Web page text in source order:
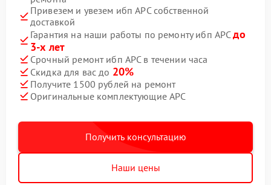
Привезем и увезем ибп APC собственной
доставкой
Гарантия на наши работы по ремонту ибп APCдо
3-х лет
Срочный ремонт ибп APC в течении часа
Скидка для вас до 20%
Получите 1500 рублей на ремонт
Оригинальные комплектующие APC
Получить консультацию
Наши цены